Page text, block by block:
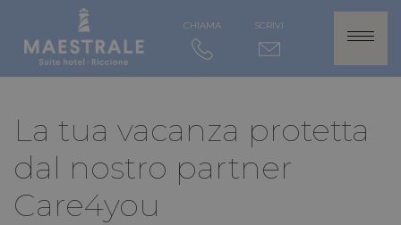
CHIAMA SCRIVI
La tua vacanza protetta
dal nostro partner
Care4you